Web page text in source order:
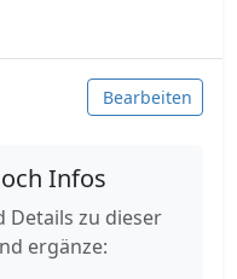
Bearbeiten
Infos
Details zu dieser
ergänze: